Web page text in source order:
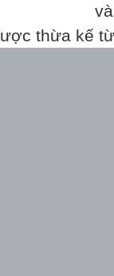
thừa kế